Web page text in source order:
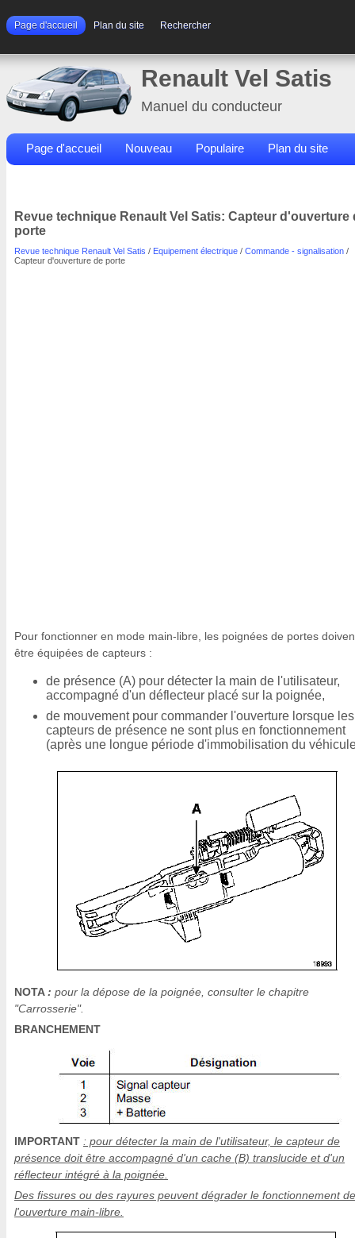
Page d'accueil Plan du site Rechercher
Renault Vel Satis
Manuel du conducteur
Page d'accueil Nouveau Populaire Plan du site
Revue technique Renault Vel Satis: Capteur d'ouverture
porte
Revue technique Renault Vel Satis / Equipement électrique / Commande - signalisation /
Capteur d'ouverture de porte
Pour fonctionner en mode main-libre, les poignées de portes
être équipées de capteurs :
de présence (A) pour détecter la main de l'utilisateur,
accompagné d'un déflecteur placé sur la poignée,
de mouvement pour commander l'ouverture lorsque les
capteurs de présence ne sont plus en fonctionnement
(après une longue période d'immobilisation du
NOTA : pour la dépose de la poignée, consulter le chapitre
"Carrosserie".
BRANCHEMENT
IMPORTANT : pour détecter la main de l'utilisateur, le capteur de
présence doit être accompagné d'un cache (B) translucide et d'un
réflecteur intégré à la poignée.
Des fissures ou des rayures peuvent dégrader le fonctionnement de
l'ouverture main-libre.